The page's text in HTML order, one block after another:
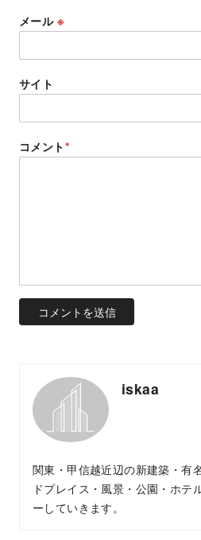
メール ※
サイト
コメント*
iskaa
関東・甲信越近辺の新建築・有
ドプレイス・風景・公園・ホテ
ーしていきます。